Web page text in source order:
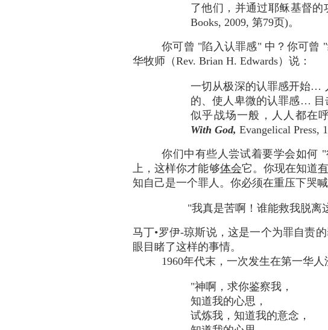
了他们，并通过耶稣基督的
Books, 2009, 第79页)。
你可曾 "陷入认罪感" 中？你可曾
华牧师（Rev. Brian H. Edwards）说：
一切从极深的认罪感开始…
的、使人卑微的认罪感… 目
似乎战场一般，人人都在
With God, Evangelical Press,
你们中有些人尝试着要学会如何
上，这样你才能够体会它。你现在知道
知自己是一个罪人。你必须在重压下哭喊
"我真是苦啊！谁能救我脱
马丁•罗伊-琼斯说，这是一个为罪自责
眼目睹了这样的事情。
1960年代末，一次发生在第一华人
"神啊，求你鉴察我，
知道我的心思，
试炼我，知道我的意念，